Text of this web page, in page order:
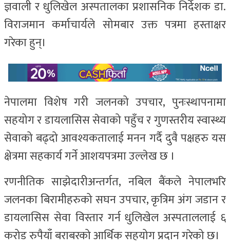
ज्ञवाली र धुलिखेल अस्पतालका प्रशासनिक निर्देशक डा.
विराजमान कर्माचार्यले सोमबार उक्त पत्रमा हस्ताक्षर
गरेका हुन्।
नेपालमा विशेष गरी जलनको उपचार, पुनःस्थापनामा
सहयोग र डायलासिस सेवाको पहुँच र गुणस्तरीय स्वास्थ्य
सेवाको बढ्दो आवश्यकतालाई मनन गर्दै दुवै पक्षहरु यस
क्षेत्रमा सहकार्य गर्ने आशयपत्रमा उल्लेख छ ।
रणनीतिक साझेदारीअन्तर्गत, नबिल बैंकले नेपालभरि
जलनका बिरामीहरुको सघन उपचार, कृत्रिम अंग जडान र
डायलासिस सेवा विस्तार गर्न धुलिखेल अस्पताललाई ६
करोड रुपैयाँ बराबरको आर्थिक सहयोग प्रदान गरेको छ।